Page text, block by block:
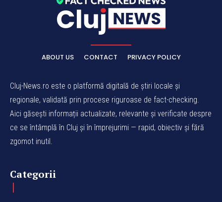
ABOUT US CONTACT PRIVACY POLICY
Cluj-News.ro este o platformă digitală de știri locale și
regionale, validată prin procese riguroase de fact-checking.
Aici găsești informații actualizate, relevante și verificate despre
ce se întâmplă în Cluj și în împrejurimi — rapid, obiectiv și fără
zgomot inutil.
Categorii